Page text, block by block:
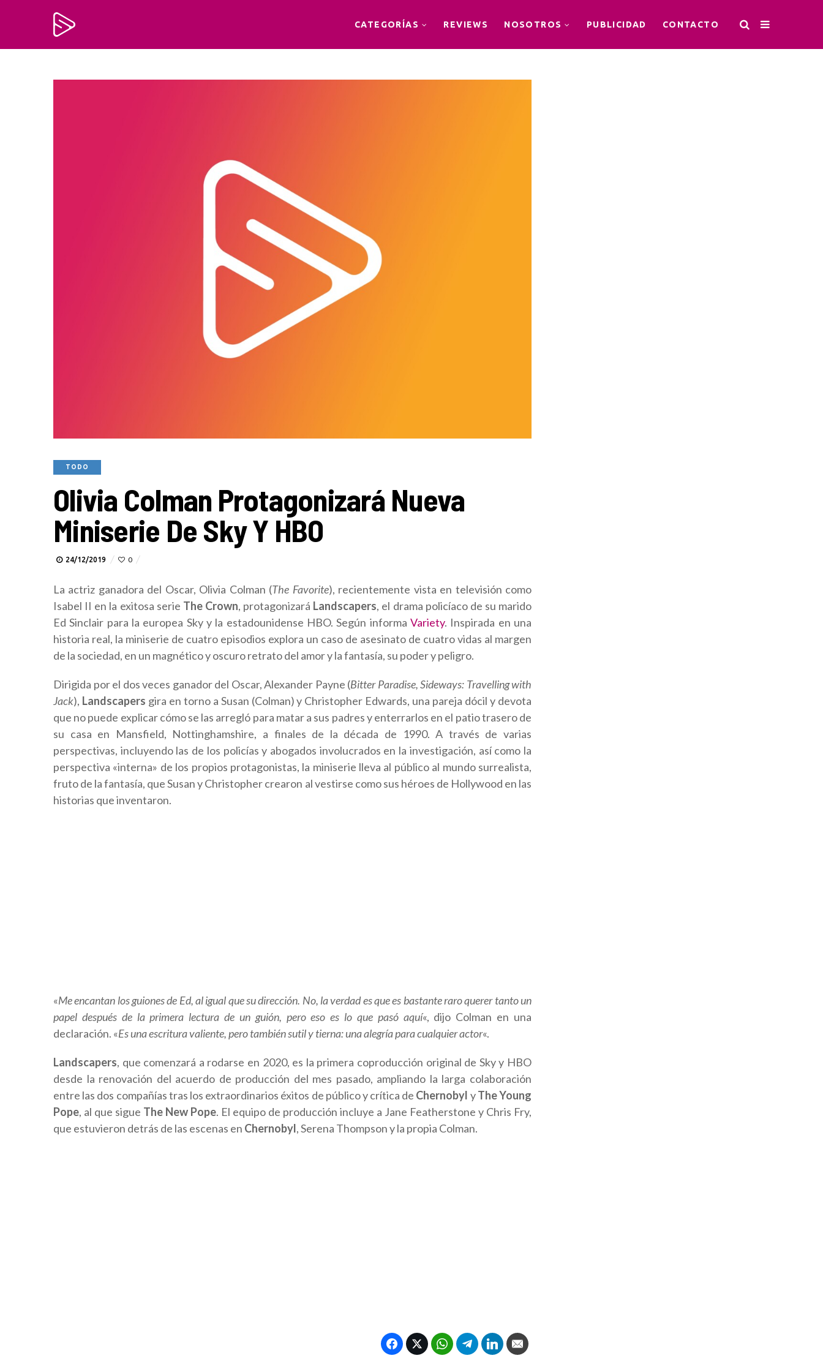
CATEGORÍAS REVIEWS NOSOTROS PUBLICIDAD CONTACTO
TODO
Olivia Colman Protagonizará Nueva
Miniserie De Sky Y HBO
24/12/2019 0
La actriz ganadora del Oscar, Olivia Colman (The Favorite), recientemente vista en televisión como
Isabel II en la exitosa serie The Crown, protagonizará Landscapers, el drama policíaco de su marido
Ed Sinclair para la europea Sky y la estadounidense HBO. Según informa Variety. Inspirada en una
historia real, la miniserie de cuatro episodios explora un caso de asesinato de cuatro vidas al margen
de la sociedad, en un magnético y oscuro retrato del amor y la fantasía, su poder y peligro.
Dirigida por el dos veces ganador del Oscar, Alexander Payne (Bitter Paradise, Sideways: Travelling with
Jack), Landscapers gira en torno a Susan (Colman) y Christopher Edwards, una pareja dócil y devota
que no puede explicar cómo se las arregló para matar a sus padres y enterrarlos en el patio trasero de
su casa en Mansfield, Nottinghamshire, a finales de la década de 1990. A través de varias
perspectivas, incluyendo las de los policías y abogados involucrados en la investigación, así como la
perspectiva «interna» de los propios protagonistas, la miniserie lleva al público al mundo surrealista,
fruto de la fantasía, que Susan y Christopher crearon al vestirse como sus héroes de Hollywood en las
historias que inventaron.
«Me encantan los guiones de Ed, al igual que su dirección. No, la verdad es que es bastante raro querer tanto un
papel después de la primera lectura de un guión, pero eso es lo que pasó aquí«, dijo Colman en una
declaración. «Es una escritura valiente, pero también sutil y tierna: una alegría para cualquier actor«.
Landscapers, que comenzará a rodarse en 2020, es la primera coproducción original de Sky y HBO
desde la renovación del acuerdo de producción del mes pasado, ampliando la larga colaboración
entre las dos compañías tras los extraordinarios éxitos de público y crítica de Chernobyl yThe Young
Pope, al que sigue The New Pope. El equipo de producción incluye a Jane Featherstone y Chris Fry,
que estuvieron detrás de las escenas en Chernobyl, Serena Thompson y la propia Colman.